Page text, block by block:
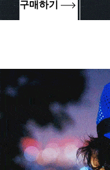
구매하기